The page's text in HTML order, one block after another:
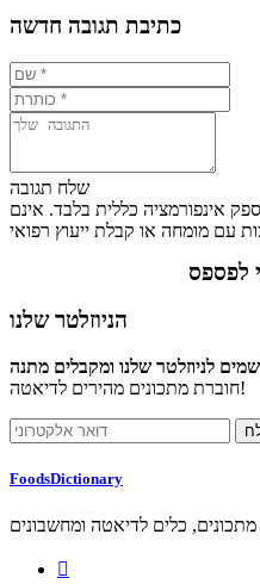
כתיבת תגובה חדשה
שלח תגובה
אינפורמציה כללית בלבד. אינם
הניוזלטר שלנו
לניוזלטר שלנו ומקבלים מתנה
חוברת מתכונים מהירים לדיאטה!
FoodsDictionary
מתכונים, כלים לדיאטה ומחשבונים
